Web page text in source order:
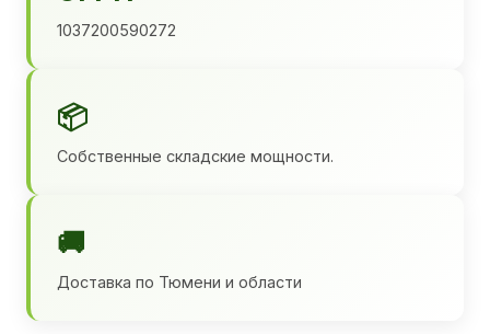
1037200590272
📦
Собственные складские мощности.
🚚
Доставка по Тюмени и области